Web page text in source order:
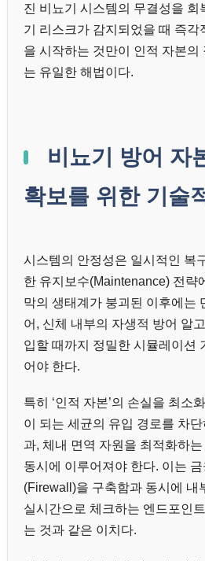
진 비뇨기 시스템의 무결성을 회
기 리스크가 감지되었을 때 즉각
을 시작하는 것만이 인적 자본의
는 유일한 해법이다.
비뇨기 방어 자
확보를 위한 기술
시스템의 안정성은 일시적인 복
한 유지보수(Maintenance) 전략
막의 생태계가 붕괴된 이후에는
어, 신체 내부의 자생적 방어 알
입할 때까지 정밀한 시뮬레이션
어야 한다.
특히 ‘인적 자본’의 손실을 최소
이 되는 세균의 유입 경로를 차
과, 체내 면역 자원을 최적화하는
동시에 이루어져야 한다. 이는
(Firewall)을 구축함과 동시에 내
실시간으로 체크하는 엔드포인
는 것과 같은 이치다.